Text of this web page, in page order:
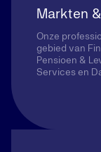
Markten
Onze
gebied van
Pensioen &
Services en